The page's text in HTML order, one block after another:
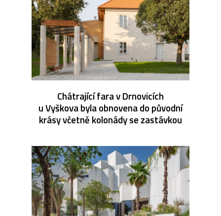
Chátrající fara v Drnovicích
u Vyškova byla obnovena do původní
krásy včetně kolonády se zastávkou